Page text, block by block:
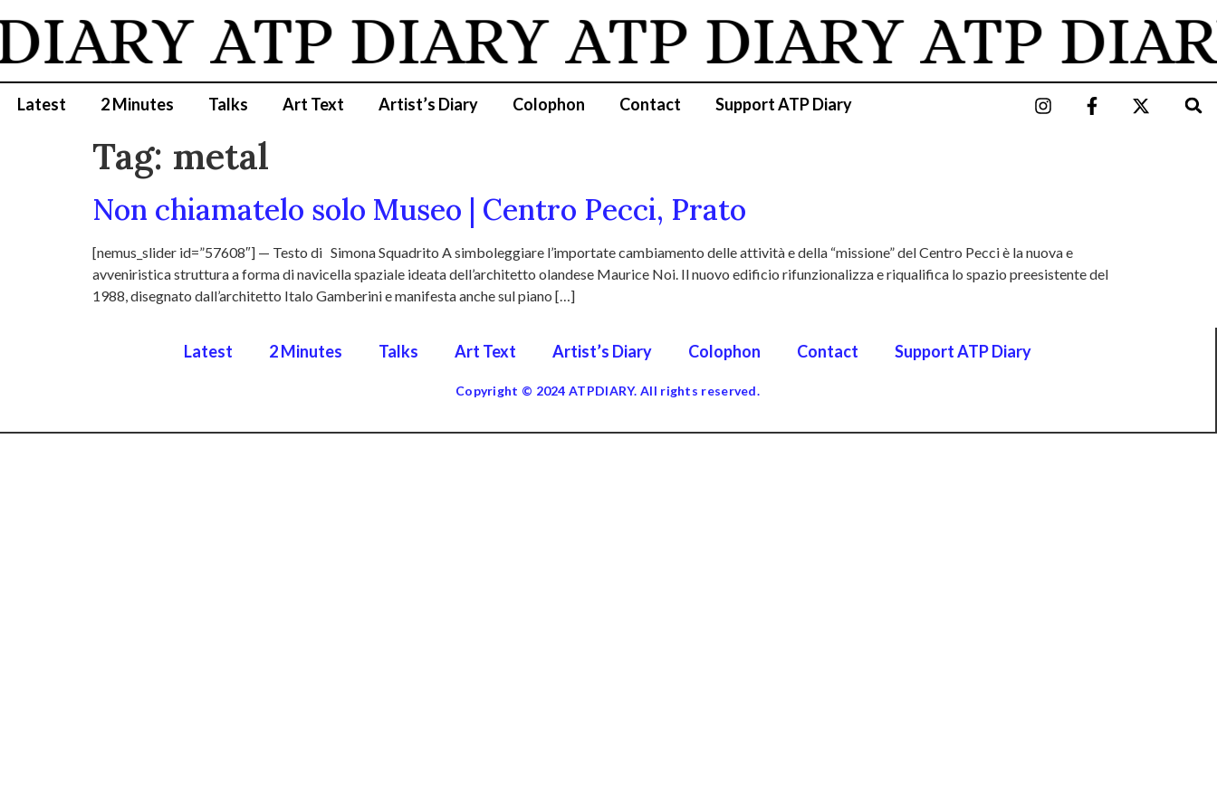
ATP DIARY ATP DIARY ATP
Latest 2 Minutes Talks Art Text Artist’s Diary Colophon Contact Support ATP Diary
Tag: metal
Non chiamatelo solo Museo | Centro Pecci, Prato
[nemus_slider id=”57608″] — Testo di Simona Squadrito A simboleggiare l’importate cambiamento delle attività e della “missione” del Centro Pecci è la nuova e
avveniristica struttura a forma di navicella spaziale ideata dell’architetto olandese Maurice Noi. Il nuovo edificio rifunzionalizza e riqualifica lo spazio preesistente del
1988, disegnato dall’architetto Italo Gamberini e manifesta anche sul piano […]
Latest 2 Minutes Talks Art Text Artist’s Diary Colophon Contact Support ATP Diary
Copyright © 2024 ATPDIARY. All rights reserved.